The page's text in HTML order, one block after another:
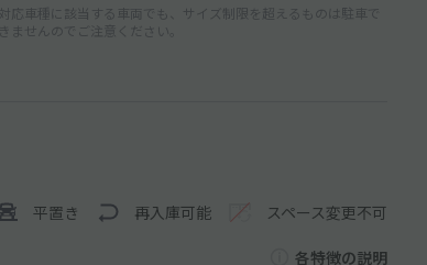
対応車種に該当する車両でも、サイズ制限を超えるものは駐車で
きませんのでご注意ください。
平置き 再入庫可能 スペース変更不可
各特徴の説明